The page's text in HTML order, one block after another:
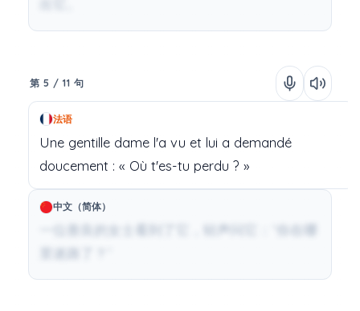
第 5 / 11 句
法语
Une gentille dame l'a vu et lui a demandé
doucement : « Où t'es-tu perdu ? »
中文（简体）
一位善良的女士看到了它，轻声问它：“你在哪
里迷路了？”